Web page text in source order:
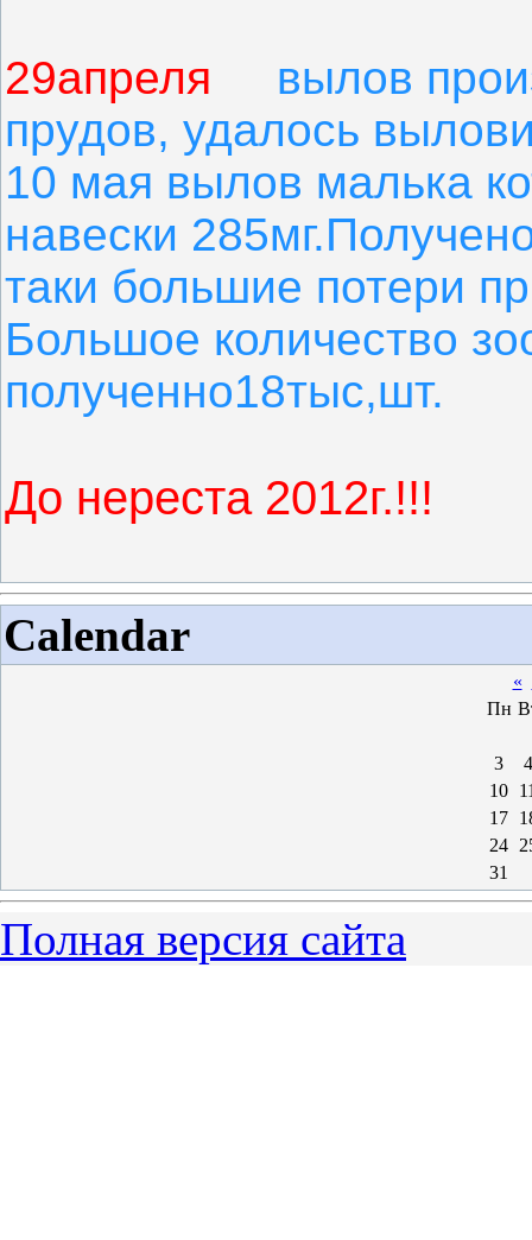
29апреля вылов
прудов, удалось
10 мая вылов малька
навески
таки большие потери
Большое количество
полученно18тыс,шт.
До нереста 2012г.!!!
Calendar
«
Пн
3
4
10
17
24
31
Полная версия сайта